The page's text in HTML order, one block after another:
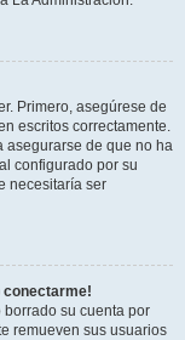
Primero, asegúrese de
escritos correctamente.
asegurarse de que no ha
configurado por su
necesitaría ser
conectarme!
su cuenta por
remueven sus usuarios